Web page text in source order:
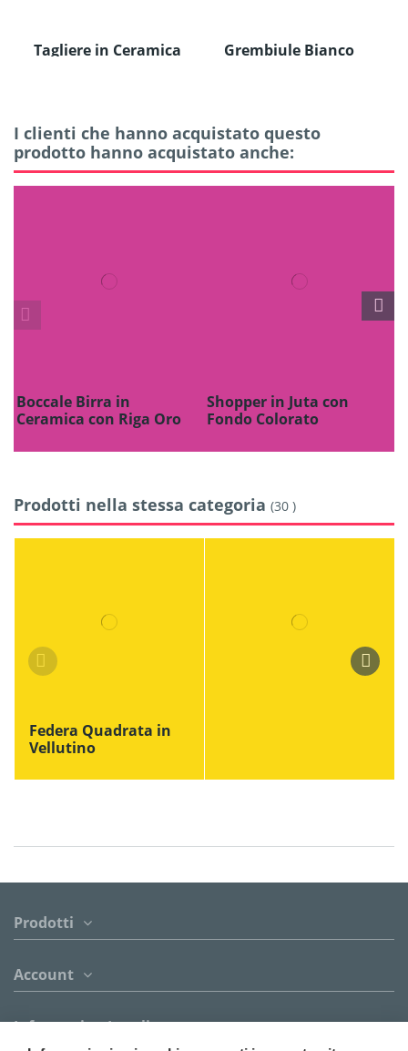
Tagliere in Ceramica Grembiule Bianco
I clienti che hanno acquistato questo
prodotto hanno acquistato anche:
Boccale Birra in
Ceramica con Riga Oro
Shopper in Juta con
Fondo Colorato
Prodotti nella stessa categoria (30 )
Federa Quadrata in
Vellutino
Prodotti
Account
Informazion Legali